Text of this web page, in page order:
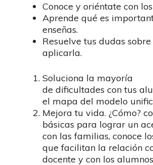
Conoce y oriéntate con
Aprende qué es
enseñas.
Resuelve tus dudas
aplicarla.
Soluciona la mayoría
de dificultades con tus
el mapa del modelo
Mejora tu vida. ¿Cómo?
básicas para lograr un
con las familias, conoce
que facilitan la relación
docente y con los